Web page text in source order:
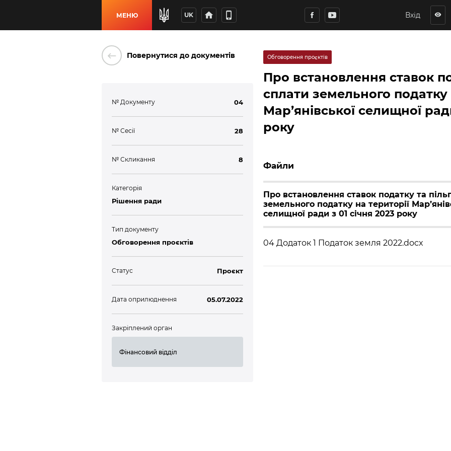
МЕНЮ UK home phone_iphone Вхід visibility
keyboard_backspace Повернутися до документів
№ Документу 04
№ Сесії 28
№ Скликання 8
Категорія
Рішення ради
Тип документу
Обговорення проєктів
Статус Проєкт
Дата оприлюднення 05.07.2022
Закріплений орган
Фінансовий відділ
Обговорення проєктів
Про встановлення ставок
сплати земельного податку
Мар’янівської селищної
року
Файли
Про встановлення ставок податку та
земельного податку на території
селищної ради з 01 січня 2023 року
04 Додаток 1 Податок земля 2022.docx